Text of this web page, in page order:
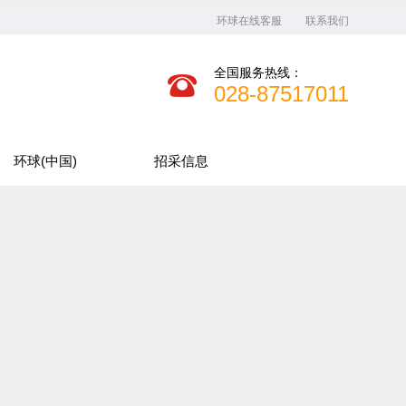
环球在线客服 联系我们
全国服务热线：
028-87517011
环球(中国) 招采信息